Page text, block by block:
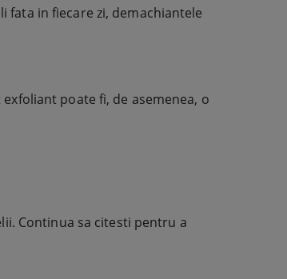
fata in fiecare zi, demachiantele
poate fi, de asemenea, o
Continua sa citesti pentru a